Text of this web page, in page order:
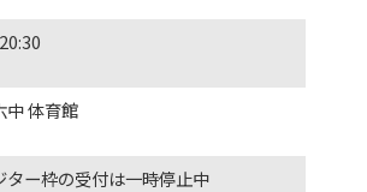
中 体育館
ター枠の受付は一時停止中